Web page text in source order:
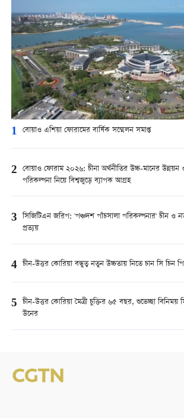
1 বোয়াও এশিয়া ফোরামের বার্ষিক সম্মেলন সমাপ্ত
2 বোয়াও ফোরাম ২০২৬: চীনা অর্থনীতির উচ্চ-মানের উন্নয়ন
পরিকল্পনা নিয়ে বিশ্বজুড়ে ব্যাপক আগ্রহ
3 সিজিটিএন জরিপ: 'পঞ্চদশ পাঁচসালা পরিকল্পনার' চীন ও
প্রত্যয়
4 চীন-উত্তর কোরিয়া বন্ধুত্ব নতুন উচ্চতায় নিতে চান সি চিন
5 চীন-উত্তর কোরিয়া মৈত্রী চুক্তির ৬৫ বছর, শুভেচ্ছা
উনের